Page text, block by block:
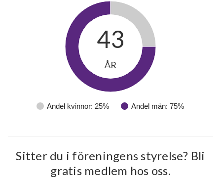
Andel kvinnor: 25% Andel män: 75%
43
ÅR
Sitter du i föreningens styrelse? Bli
gratis medlem hos oss.